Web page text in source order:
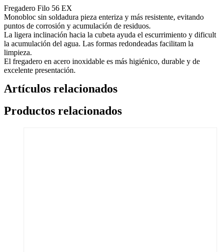
Fregadero Filo 56 EX
Monobloc sin soldadura pieza enteriza y más resistente, evitando
puntos de corrosión y acumulación de residuos.
La ligera inclinación hacia la cubeta ayuda el escurrimiento y dificult
la acumulación del agua. Las formas redondeadas facilitam la
limpieza.
El fregadero en acero inoxidable es más higiénico, durable y de
excelente presentación.
Artículos relacionados
Productos relacionados